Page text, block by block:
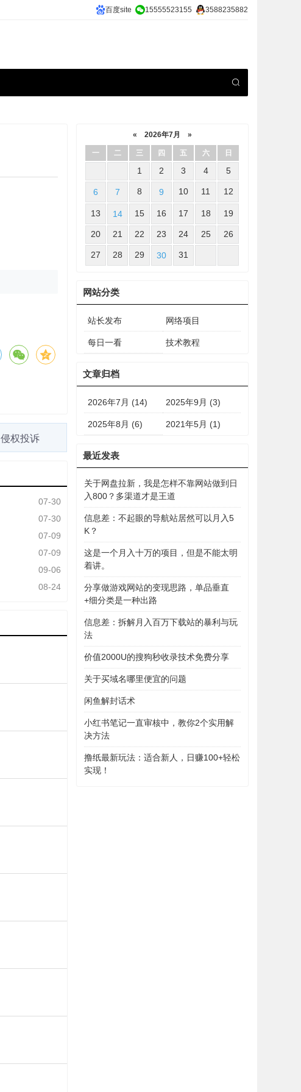
百度site 15555523155 3588235882
侵权投诉
07-30
07-30
07-09
07-09
09-06
08-24
« 2026年7月 »
一 二 三 四 五 六 日
1 2 3 4 5
6 7 8 9 10 11 12
13 14 15 16 17 18 19
20 21 22 23 24 25 26
27 28 29 30 31
网站分类
站长发布 网络项目
每日一看 技术教程
文章归档
2026年7月 (14) 2025年9月 (3)
2025年8月 (6) 2021年5月 (1)
最近发表
关于网盘拉新，我是怎样不靠网站做到日
入800？多渠道才是王道
信息差：不起眼的导航站居然可以月入5
K？
这是一个月入十万的项目，但是不能太明
着讲。
分享做游戏网站的变现思路，单品垂直
+细分类是一种出路
信息差：拆解月入百万下载站的暴利与玩
法
价值2000U的搜狗秒收录技术免费分享
关于买域名哪里便宜的问题
闲鱼解封话术
小红书笔记一直审核中，教你2个实用解
决方法
撸纸最新玩法：适合新人，日赚100+轻松
实现！